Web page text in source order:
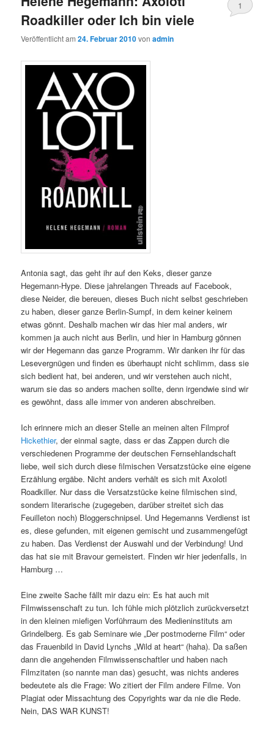
Roadkiller oder Ich bin viele
Veröffentlicht am24. Februar 2010vonadmin
1
Antonia sagt, das geht ihr auf den Keks, dieser ganze
Hegemann-Hype. Diese jahrelangen Threads auf Facebook,
diese Neider, die bereuen, dieses Buch nicht selbst geschrieben
zu haben, dieser ganze Berlin-Sumpf, in dem keiner keinem
etwas gönnt. Deshalb machen wir das hier mal anders, wir
kommen ja auch nicht aus Berlin, und hier in Hamburg gönnen
wir der Hegemann das ganze Programm. Wir danken ihr für das
Lesevergnügen und finden es überhaupt nicht schlimm, dass sie
sich bedient hat, bei anderen, und wir verstehen auch nicht,
warum sie das so anders machen sollte, denn irgendwie sind wir
es gewöhnt, dass alle immer von anderen abschreiben.
Ich erinnere mich an dieser Stelle an meinen alten Filmprof
Hickethier, der einmal sagte, dass er das Zappen durch die
verschiedenen Programme der deutschen Fernsehlandschaft
liebe, weil sich durch diese filmischen Versatzstücke eine eigene
Erzählung ergäbe. Nicht anders verhält es sich mit Axolotl
Roadkiller. Nur dass die Versatzstücke keine filmischen sind,
sondern literarische (zugegeben, darüber streitet sich das
Feuilleton noch) Bloggerschnipsel. Und Hegemanns Verdienst ist
es, diese gefunden, mit eigenen gemischt und zusammengefügt
zu haben. Das Verdienst der Auswahl und der Verbindung! Und
das hat sie mit Bravour gemeistert. Finden wir hier jedenfalls, in
Hamburg …
Eine zweite Sache fällt mir dazu ein: Es hat auch mit
Filmwissenschaft zu tun. Ich fühle mich plötzlich zurückversetzt
in den kleinen miefigen Vorführraum des Medieninstituts am
Grindelberg. Es gab Seminare wie „Der postmoderne Film“ oder
das Frauenbild in David Lynchs „Wild at heart“ (haha). Da saßen
dann die angehenden Filmwissenschaftler und haben nach
Filmzitaten (so nannte man das) gesucht, was nichts anderes
bedeutete als die Frage: Wo zitiert der Film andere Filme. Von
Plagiat oder Missachtung des Copyrights war da nie die Rede.
Nein, DAS WAR KUNST!